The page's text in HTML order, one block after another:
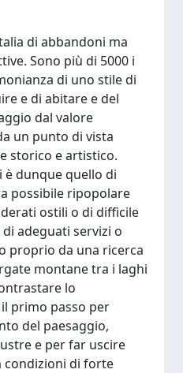
di abbandoni ma
Sono più di 5000 i
di uno stile di
e di abitare e del
dal valore
un punto di vista
storico e artistico.
è dunque quello di
possibile ripopolare
ostili o di difficile
adeguati servizi o
proprio da una ricerca
montane tra i laghi
lo
primo passo per
del paesaggio,
e per far uscire
condizioni di forte